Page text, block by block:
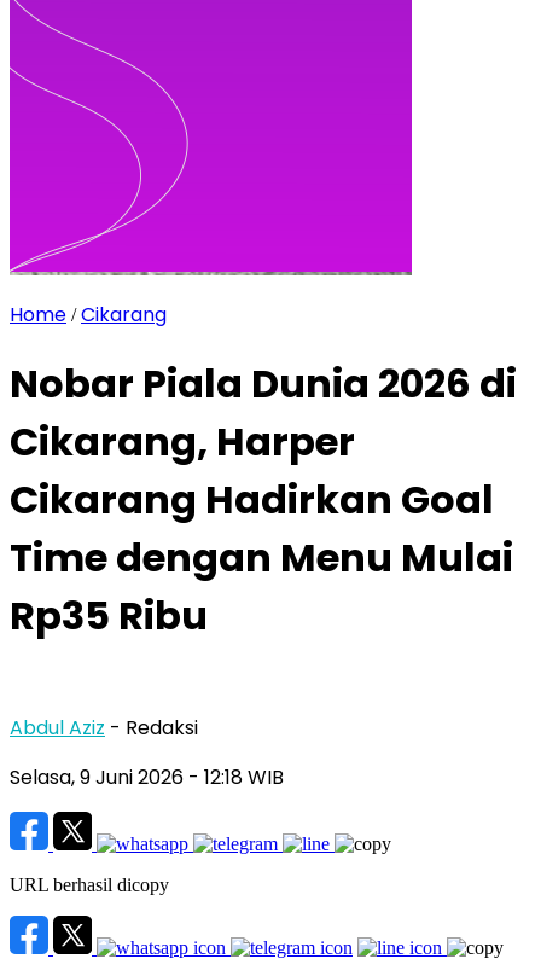
Home /Cikarang
Nobar Piala Dunia 2026 di
Cikarang, Harper
Cikarang Hadirkan Goal
Time dengan Menu Mulai
Rp35 Ribu
Abdul Aziz - Redaksi
Selasa, 9 Juni 2026 - 12:18 WIB
URL berhasil dicopy